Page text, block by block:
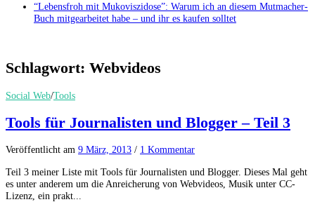
“Lebensfroh mit Mukoviszidose”: Warum ich an diesem Mutmacher-
Buch mitgearbeitet habe – und ihr es kaufen solltet
Schlagwort: Webvideos
Social Web/Tools
Tools für Journalisten und Blogger – Teil 3
Veröffentlicht am 9 März, 2013 / 1 Kommentar
Teil 3 meiner Liste mit Tools für Journalisten und Blogger. Dieses Mal geht
es unter anderem um die Anreicherung von Webvideos, Musik unter CC-
Lizenz, ein prakt...